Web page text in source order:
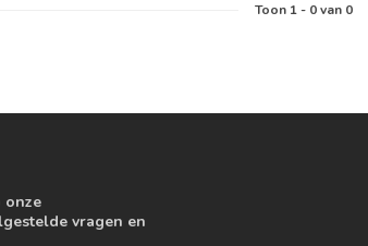
Toon 1- 0van 0
onze
vragen en